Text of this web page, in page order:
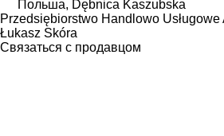
Польша, Dębnica Kaszubska
Przedsiębiorstwo Handlowo
Łukasz Skóra
Связаться с продавцом